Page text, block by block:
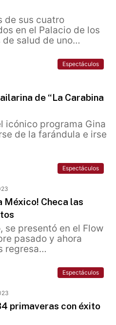
de sus cuatro
en el Palacio de los
salud de uno…
Espectáculos
de “La Carabina
icónico programa Gina
de la farándula e irse
Espectáculos
México! Checa las
se presentó en el Flow
pasado y ahora
regresa…
Espectáculos
primaveras con éxito